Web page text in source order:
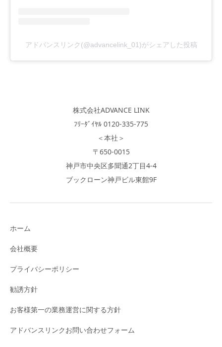
アドバンスリンク(@advancelink_01)がシェアした投稿
株式会社ADVANCE LINK
ﾌﾘｰﾀﾞｲﾔﾙ 0120-335-775
＜本社＞
〒650-0015
神戸市中央区多聞通2丁目4-4
ブックローン神戸ビル東館9F
ホーム
会社概要
プライバシーポリシー
勧誘方針
お客様第一の業務運営に関する方針
アドバンスリンクお問い合わせフォーム